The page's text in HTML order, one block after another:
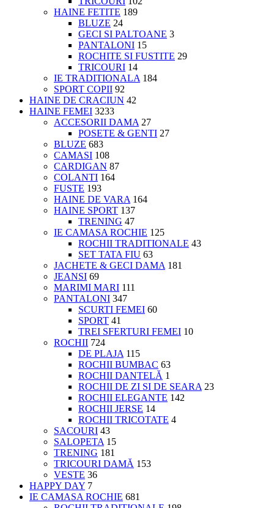
HAINE FETITE 189
BLUZE 24
GECI SI PALTOANE 3
PANTALONI 15
ROCHITE SI FUSTITE 29
TRICOURI 14
IE TRADITIONALA 184
SPORT COPII 92
HAINE DE CRACIUN 42
HAINE FEMEI 3233
ACCESORII DAMA 27
POSETE & GENTI 27
BLUZE 683
CAMASI 108
CARDIGAN 87
COLANTI 164
FUSTE 193
HAINE DE VARA 164
HAINE SPORT 137
TRENING 47
IE CAMASA ROCHIE 125
ROCHII TRADITIONALE 43
SET TATA FIU 63
JACHETE & GECI DAMA 181
JEANSI 69
MARIMI MARI 111
PANTALONI 347
SCURTI FEMEI 60
SPORT 41
TREI SFERTURI FEMEI 10
ROCHII 724
DE PLAJA 115
ROCHII BUMBAC 63
ROCHII DANTELĂ 1
ROCHII DE ZI SI DE SEARA 23
ROCHII ELEGANTE 142
ROCHII JERSE 14
ROCHII TRICOTATE 4
SACOURI 43
SALOPETA 15
TRENING 181
TRICOURI DAMĂ 153
VESTE 36
HAPPY DAY 7
IE CAMASA ROCHIE 681